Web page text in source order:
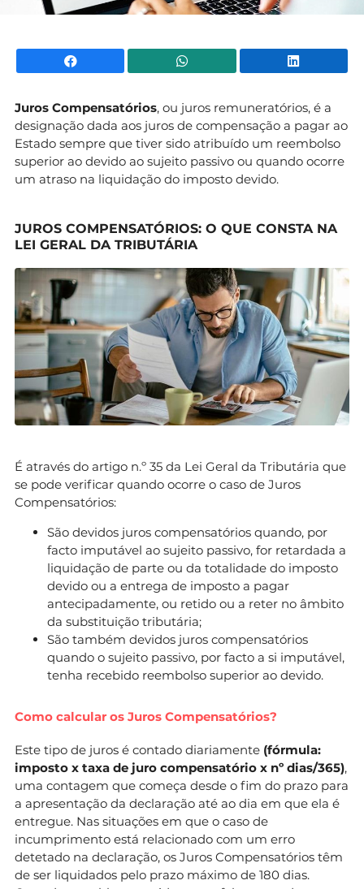
Facebook WhatsApp
Juros Compensatórios, ou juros remuneratórios, é a
designação dada aos juros de compensação a pagar ao
Estado sempre que tiver sido atribuído um reembolso
superior ao devido ao sujeito passivo ou quando ocorre
um atraso na liquidação do imposto devido.
JUROS COMPENSATÓRIOS: O QUE CONSTA NA
LEI GERAL DA TRIBUTÁRIA
É através do artigo n.º 35 da Lei Geral da Tributária que
se pode verificar quando ocorre o caso de Juros
Compensatórios:
São devidos juros compensatórios quando, por
facto imputável ao sujeito passivo, for retardada a
liquidação de parte ou da totalidade do imposto
devido ou a entrega de imposto a pagar
antecipadamente, ou retido ou a reter no âmbito
da substituição tributária;
São também devidos juros compensatórios
quando o sujeito passivo, por facto a si imputável,
tenha recebido reembolso superior ao devido.
Como calcular os Juros Compensatórios?
Este tipo de juros é contado diariamente (fórmula:
imposto x taxa de juro compensatório x nº dias/365),
uma contagem que começa desde o fim do prazo para
a apresentação da declaração até ao dia em que ela é
entregue. Nas situações em que o caso de
incumprimento está relacionado com um erro
detetado na declaração, os Juros Compensatórios têm
de ser liquidados pelo prazo máximo de 180 dias.